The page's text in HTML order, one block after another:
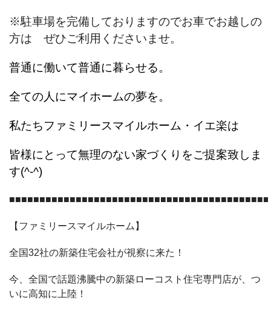
※駐車場を完備しておりますのでお車でお越しの
方は ぜひご利用くださいませ。
普通に働いて普通に暮らせる。
全ての人にマイホームの夢を。
私たちファミリースマイルホーム・イエ楽は
皆様にとって無理のない家づくりをご提案致しま
す(^-^)
【ファミリースマイルホーム】
全国32社の新築住宅会社が視察に来た！
今、全国で話題沸騰中の新築ローコスト住宅専門店が、つ
いに高知に上陸！